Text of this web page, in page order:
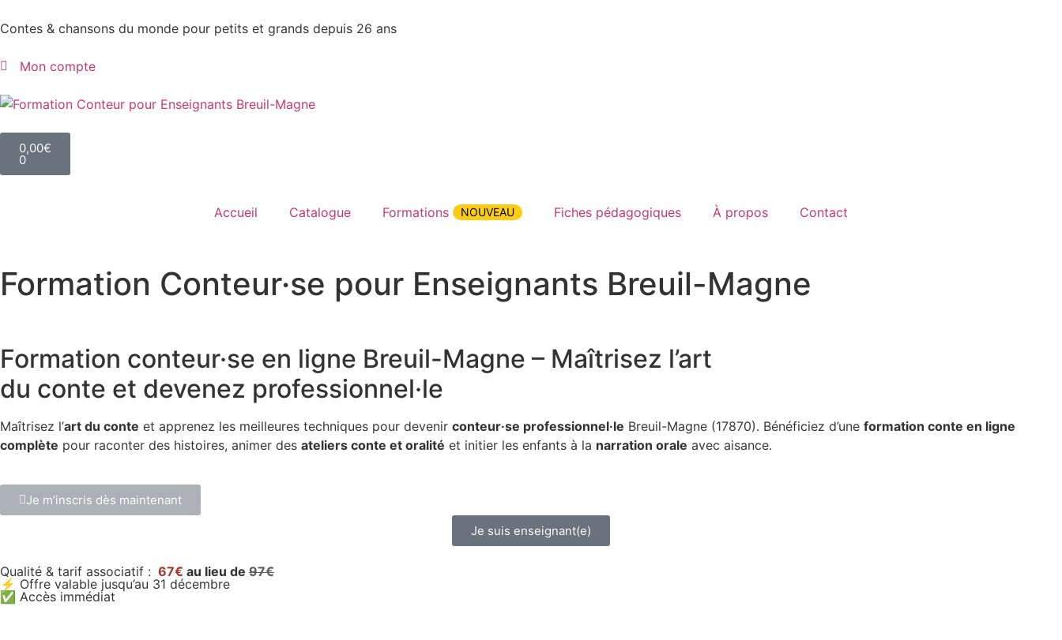
Contes & chansons du monde pour petits et grands depuis 26 ans
Mon compte
0,00€
0
Accueil Catalogue Formations NOUVEAU Fiches pédagogiques À propos Contact
Formation Conteur·se pour Enseignants Breuil-Magne
Formation conteur·se en ligne Breuil-Magne – Maîtrisez l’art
du conte et devenez professionnel·le
Maîtrisez l’art du conte et apprenez les meilleures techniques pour devenir conteur·se professionnel·le Breuil-Magne (17870). Bénéficiez d’une formation conte en ligne
complète pour raconter des histoires, animer des ateliers conte et oralité et initier les enfants à la narration orale avec aisance.
Je m’inscris dès maintenant
Je suis enseignant(e)
Qualité & tarif associatif : 67€ au lieu de 97€
⚡ Offre valable jusqu’au 31 décembre
✅ Accès immédiat